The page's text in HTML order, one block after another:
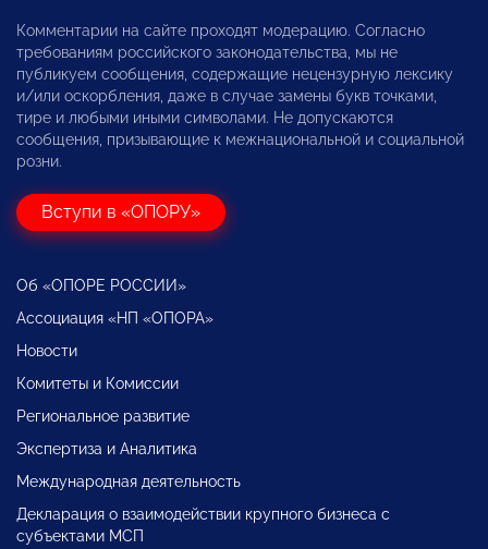
Комментарии на сайте проходят модерацию. Согласно
требованиям российского законодательства, мы не
публикуем сообщения, содержащие нецензурную лексику
и/или оскорбления, даже в случае замены букв точками,
тире и любыми иными символами. Не допускаются
сообщения, призывающие к межнациональной и социальной
розни.
Вступи в «ОПОРУ»
Об «ОПОРЕ РОССИИ»
Ассоциация «НП «ОПОРА»
Новости
Комитеты и Комиссии
Региональное развитие
Экспертиза и Аналитика
Международная деятельность
Декларация о взаимодействии крупного бизнеса с
субъектами МСП